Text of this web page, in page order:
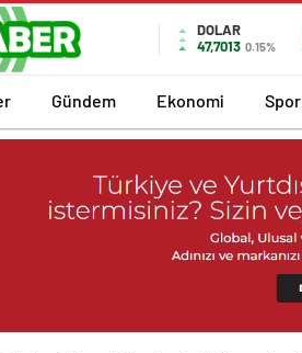
DOLAR
47,7013 0.15%
Gündem Ekonomi Spor